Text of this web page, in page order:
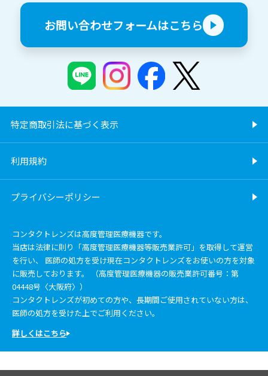
お問い合わせフォームはこちら
特定商取引法に基づく表示
利用規約
プライバシーポリシー
コンタクトレンズは高度管理医療機器です。
当店は法律に則り「高度管理医療機器等販売業許可」を取得して運営
を行い、 医師の処方を受け現在コンタクトレンズをお使いの方を対象
に販売しております。 （高度管理医療機器の販売業許可番号：第
04448号〈大阪府〉）
コンタクトレンズが初めての方や、長期間ご使用されていない方は、
医師の処方を受けた上でご利用ください。
詳しくはこちら